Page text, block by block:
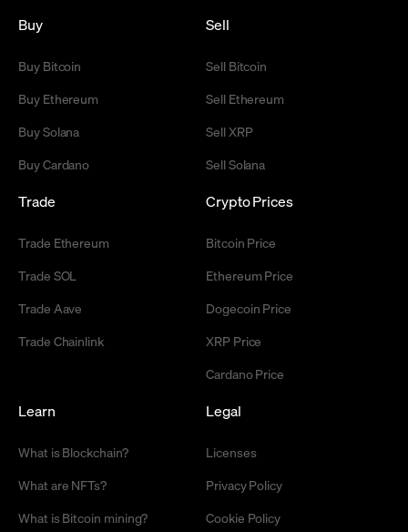
Buy
Buy Bitcoin
Buy Ethereum
Buy Solana
Buy Cardano
Sell
Sell Bitcoin
Sell Ethereum
Sell XRP
Sell Solana
Trade
Trade Ethereum
Trade SOL
Trade Aave
Trade Chainlink
Crypto Prices
Bitcoin Price
Ethereum Price
Dogecoin Price
XRP Price
Cardano Price
Learn
What is Blockchain?
What are NFTs?
What is Bitcoin mining?
Legal
Licenses
Privacy Policy
Cookie Policy